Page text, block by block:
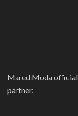
MarediModa official
partner: